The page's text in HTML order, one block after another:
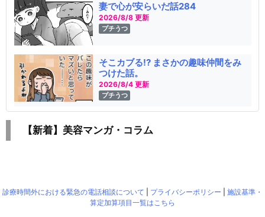
妻で心が安らいだ話284
2026/8/8 更新
プチうつ
そこカブる!? まさかの趣味仲間をみ
つけた話。
2026/8/4 更新
プチうつ
【新着】美容マンガ・コラム
診療時間外における緊急の電話相談について プライバシーポリシー
施設基準・
算定加算項目一覧はこちら